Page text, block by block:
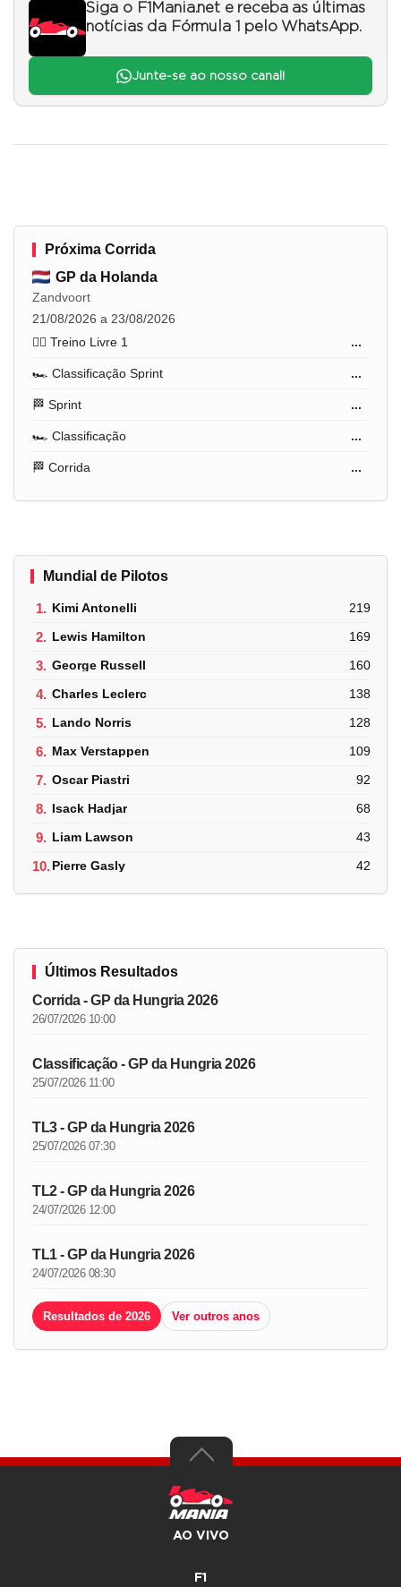
Siga o F1Mania.net e receba as últimas
notícias da Fórmula 1 pelo WhatsApp.
Junte-se ao nosso canal!
Próxima Corrida
GP da Holanda
Zandvoort
21/08/2026 a 23/08/2026
🏋️‍♂️ Treino Livre 1
...
🏎️ Classificação Sprint ...
🏁 Sprint ...
🏎️ Classificação ...
🏁 Corrida ...
Mundial de Pilotos
1. Kimi Antonelli 219
2. Lewis Hamilton 169
3. George Russell 160
4. Charles Leclerc 138
5. Lando Norris 128
6. Max Verstappen 109
7. Oscar Piastri 92
8. Isack Hadjar 68
9. Liam Lawson 43
10.Pierre Gasly 42
Últimos Resultados
Corrida - GP da Hungria 2026
26/07/2026 10:00
Classificação - GP da Hungria 2026
25/07/2026 11:00
TL3 - GP da Hungria 2026
25/07/2026 07:30
TL2 - GP da Hungria 2026
24/07/2026 12:00
TL1 - GP da Hungria 2026
24/07/2026 08:30
Resultados de 2026 Ver outros anos
AO VIVO
F1